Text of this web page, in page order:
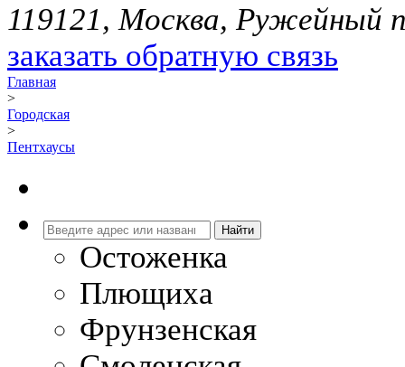
119121, Москва, Ружейный
заказать обратную связь
Главная
>
Городская
>
Пентхаусы
Остоженка
Плющиха
Фрунзенская